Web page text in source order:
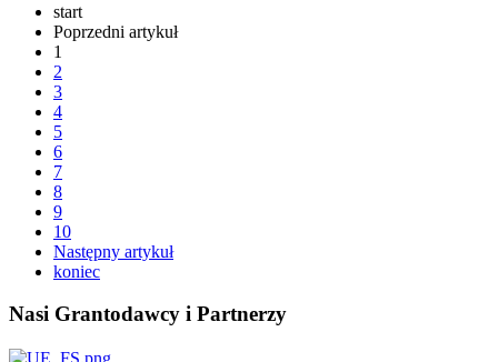
start
Poprzedni artykuł
1
2
3
4
5
6
7
8
9
10
Następny artykuł
koniec
Nasi Grantodawcy i Partnerzy